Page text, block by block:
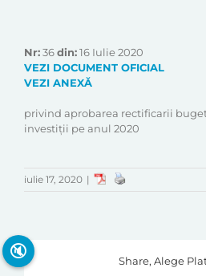
Nr:36din:16 Iulie 2020
VEZI DOCUMENT OFICIAL
VEZI ANEXĂ
privind aprobarea rectificarii
investiţii pe anul 2020
iulie 17, 2020 |
Share, Alege
🔇